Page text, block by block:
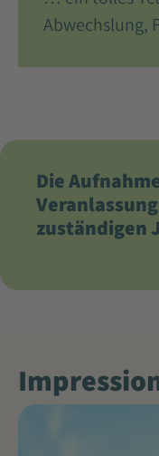
dieses
Abwechslung,
Die
zuständigen